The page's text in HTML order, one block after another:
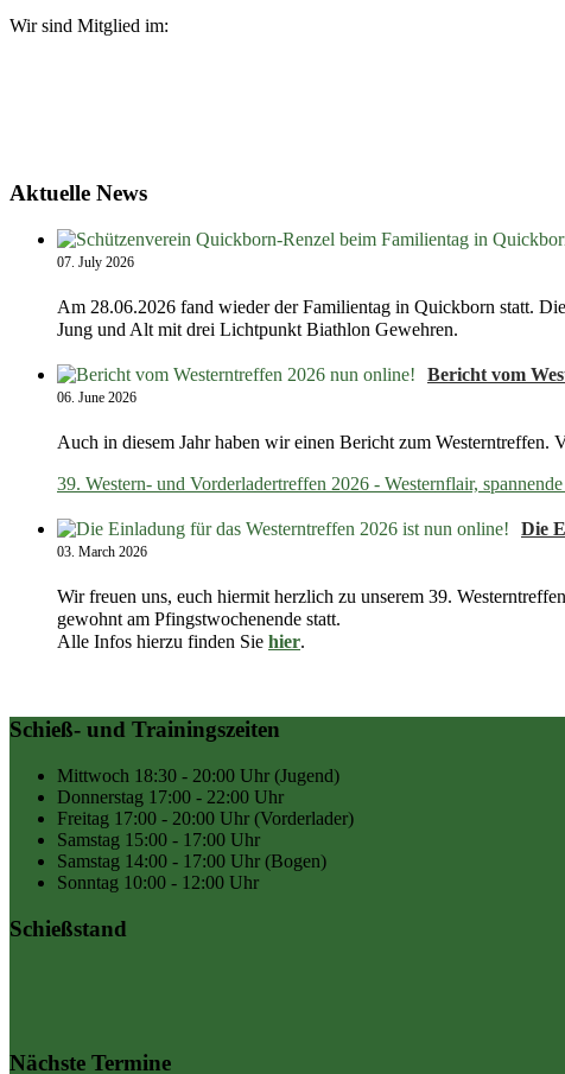
Wir sind Mitglied im:
Aktuelle News
07. July 2026
Am 28.06.2026 fand wieder der Familientag in Quickborn statt.
Jung und Alt mit drei Lichtpunkt Biathlon Gewehren.
Bericht vom
06. June 2026
Auch in diesem Jahr haben wir einen Bericht zum Westerntreffen.
39. Western- und Vorderladertreffen 2026 - Westernflair,
Die
03. March 2026
Wir freuen uns, euch hiermit herzlich zu unserem 39.
gewohnt am Pfingstwochenende statt.
Alle Infos hierzu finden Sie hier.
Schieß- und Trainingszeiten
Mittwoch 18:30 - 20:00 Uhr (Jugend)
Donnerstag 17:00 - 22:00 Uhr
Freitag 17:00 - 20:00 Uhr (Vorderlader)
Samstag 15:00 - 17:00 Uhr
Samstag 14:00 - 17:00 Uhr (Bogen)
Sonntag 10:00 - 12:00 Uhr
Schießstand
Nächste Termine